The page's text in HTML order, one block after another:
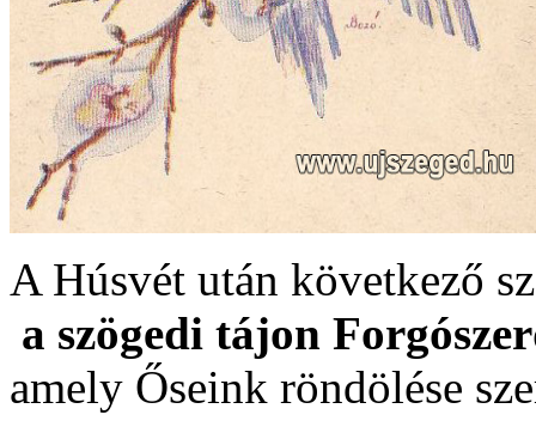
A Húsvét után következő
a szögedi tájon
amely Őseink röndölése